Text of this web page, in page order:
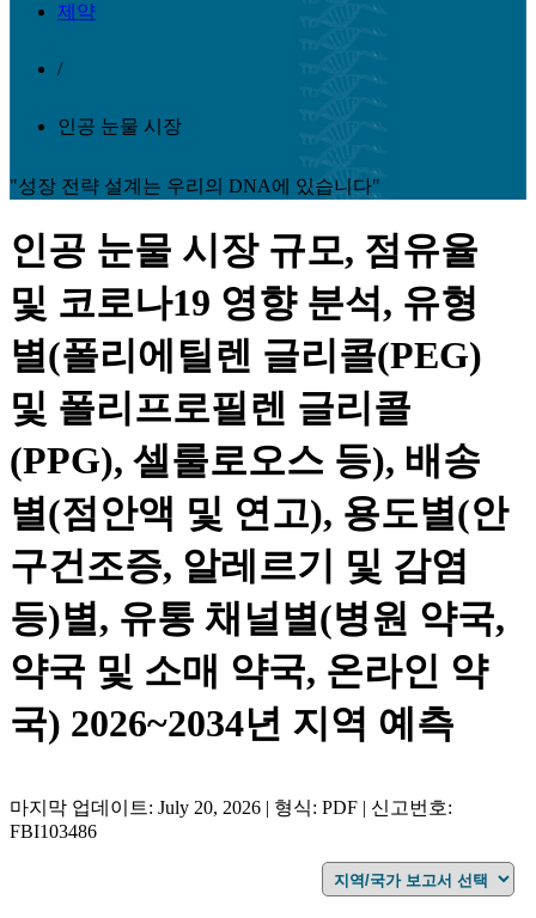
제약
/
인공 눈물 시장
"성장 전략 설계는 우리의 DNA에 있습니다"
인공 눈물 시장 규모, 점유율
및 코로나19 영향 분석, 유형
별(폴리에틸렌 글리콜(PEG)
및 폴리프로필렌 글리콜
(PPG), 셀룰로오스 등), 배송
별(점안액 및 연고), 용도별(안
구건조증, 알레르기 및 감염
등)별, 유통 채널별(병원 약국,
약국 및 소매 약국, 온라인 약
국) 2026~2034년 지역 예측
마지막 업데이트: July 20, 2026 | 형식: PDF | 신고번호:
FBI103486